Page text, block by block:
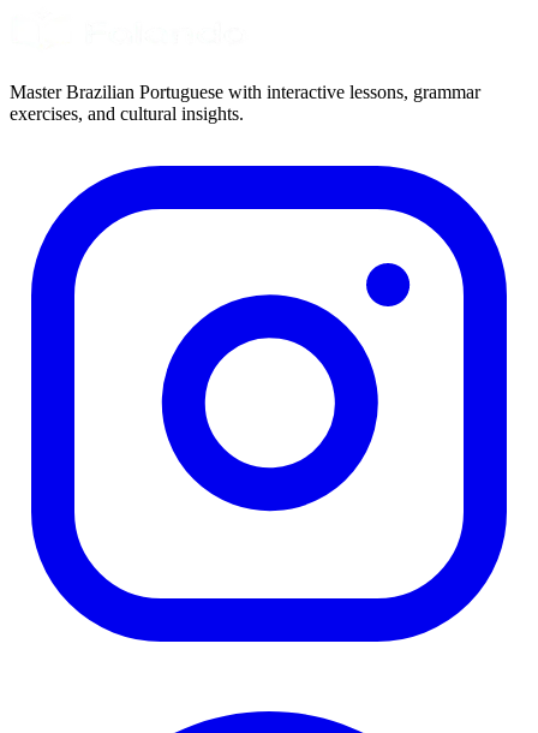
Master Brazilian Portuguese with interactive lessons, grammar
exercises, and cultural insights.